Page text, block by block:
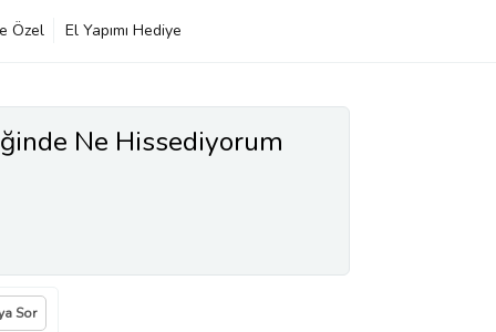
Özel El Yapımı Hediye
Ne Hissediyorum
Sor